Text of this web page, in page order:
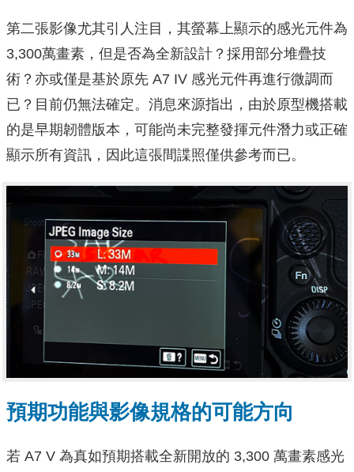
第二張影像尤其引人注目，其螢幕上顯示的感光元件為
3,300萬畫素，但是否為全新設計？採用部分堆疊技
術？亦或僅是基於原先 A7 IV 感光元件再進行微調而
已？目前仍無法確定。消息來源指出，由於原型機搭載
的是早期韌體版本，可能尚未完整發揮元件潛力或正確
顯示所有資訊，因此這張間諜照僅供參考而已。
預期功能與影像規格的可能方向
若 A7 V 為真如預期搭載全新開放的 3,300 萬畫素感光